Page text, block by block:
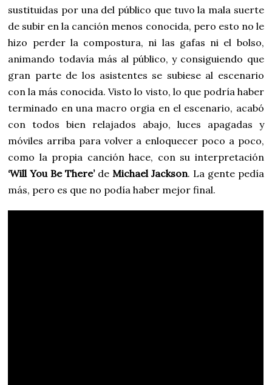
sustituidas por una del público que tuvo la mala suerte
de subir en la canción menos conocida, pero esto no le
hizo perder la compostura, ni las gafas ni el bolso,
animando todavía más al público, y consiguiendo que
gran parte de los asistentes se subiese al escenario
con la más conocida. Visto lo visto, lo que podría haber
terminado en una macro orgia en el escenario, acabó
con todos bien relajados abajo, luces apagadas y
móviles arriba para volver a enloquecer poco a poco,
como la propia canción hace, con su interpretación
‘Will You Be There’ de Michael Jackson. La gente pedía
más, pero es que no podía haber mejor final.